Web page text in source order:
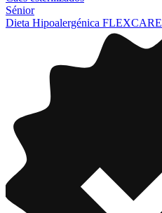
Sénior
Dieta Hipoalergénica FLEXCARE